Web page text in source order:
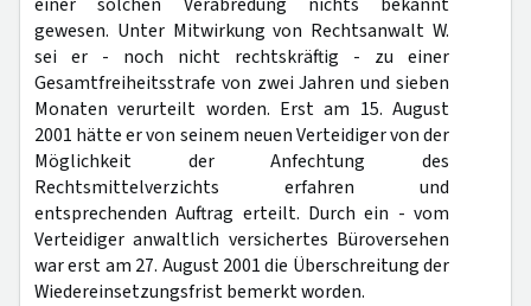
gewesen. Unter Mitwirkung von Rechtsanwalt W.
sei er - noch nicht rechtskräftig - zu einer
Gesamtfreiheitsstrafe von zwei Jahren und sieben
Monaten verurteilt worden. Erst am 15. August
2001 hätte er von seinem neuen Verteidiger von der
Möglichkeit der Anfechtung des
Rechtsmittelverzichts erfahren und
entsprechenden Auftrag erteilt. Durch ein - vom
Verteidiger anwaltlich versichertes Büroversehen
war erst am 27. August 2001 die Überschreitung der
Wiedereinsetzungsfrist bemerkt worden.